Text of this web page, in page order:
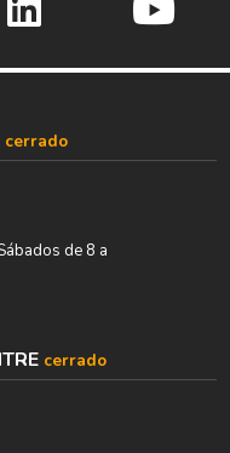
cerrado
de 8 a
cerrado